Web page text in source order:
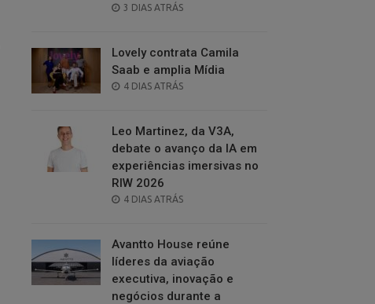
POSTED
3 DIAS ATRÁS
Lovely contrata Camila
Saab e amplia Mídia
POSTED
4 DIAS ATRÁS
Leo Martinez, da V3A,
debate o avanço da IA em
experiências imersivas no
RIW 2026
POSTED
4 DIAS ATRÁS
Avantto House reúne
líderes da aviação
executiva, inovação e
negócios durante a